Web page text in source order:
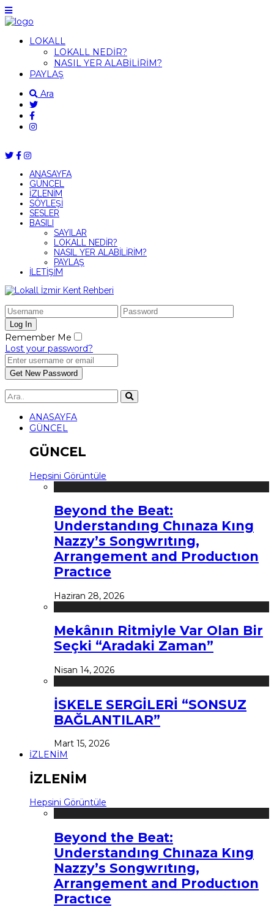
LOKALL
LOKALL NEDİR?
NASIL YER ALABİLİRİM?
PAYLAŞ
Ara
ANASAYFA
GÜNCEL
İZLENİM
SÖYLEŞİ
SESLER
BASILI
SAYILAR
LOKALL NEDİR?
NASIL YER ALABİLİRİM?
PAYLAŞ
İLETİŞİM
Remember Me
Lost your password?
ANASAYFA
GÜNCEL
GÜNCEL
Hepsini Görüntüle
Beyond the Beat:
Understandıng Chınaza Kıng
Nazzy’s Songwrıtıng,
Arrangement and Productıon
Practıce
Haziran 28, 2026
Mekânın Ritmiyle Var Olan Bir
Seçki “Aradaki Zaman”
Nisan 14, 2026
İSKELE SERGİLERİ “SONSUZ
BAĞLANTILAR”
Mart 15, 2026
İZLENİM
İZLENİM
Hepsini Görüntüle
Beyond the Beat:
Understandıng Chınaza Kıng
Nazzy’s Songwrıtıng,
Arrangement and Productıon
Practıce